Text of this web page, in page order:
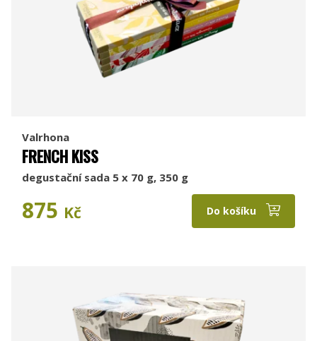
Valrhona
FRENCH KISS
degustační sada 5 x 70 g, 350 g
875 Kč Do košíku